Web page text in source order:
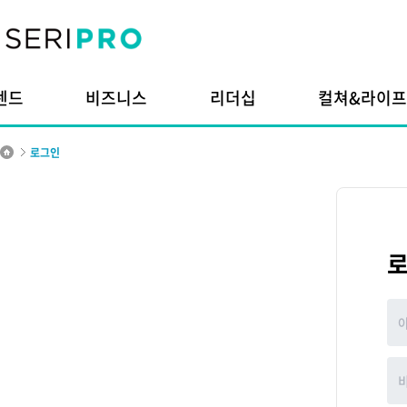
드 비즈니스 리더십 컬쳐&라이프
로그인